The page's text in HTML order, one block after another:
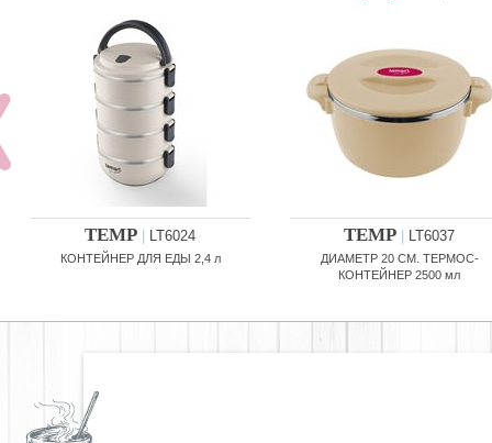
TEMP LT6024
КОНТЕЙНЕР ДЛЯ ЕДЫ 2,4 л
TEMP LT6037
ДИАМЕТР 20 СМ. ТЕРМОС-
КОНТЕЙНЕР 2500 мл